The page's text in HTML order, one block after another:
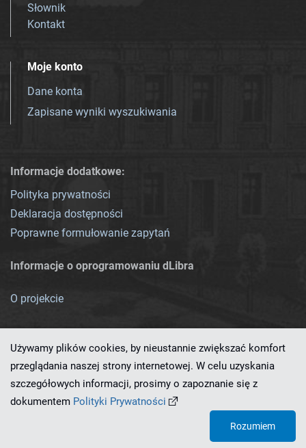
Słownik
Kontakt
Moje konto
Dane konta
Zapisane wyniki wyszukiwania
Informacje dodatkowe:
Polityka prywatności
Deklaracja dostępności
Poprawne formułowanie zapytań
Informacje o oprogramowaniu dLibra
O projekcie
Ten serwis działa dzięki oprogramowaniu
Używamy plików cookies, by nieustannie zwiększać komfort
przeglądania naszej strony internetowej. W celu uzyskania
szczegółowych informacji, prosimy o zapoznanie się z
dokumentem Polityki Prywatności
Rozumiem